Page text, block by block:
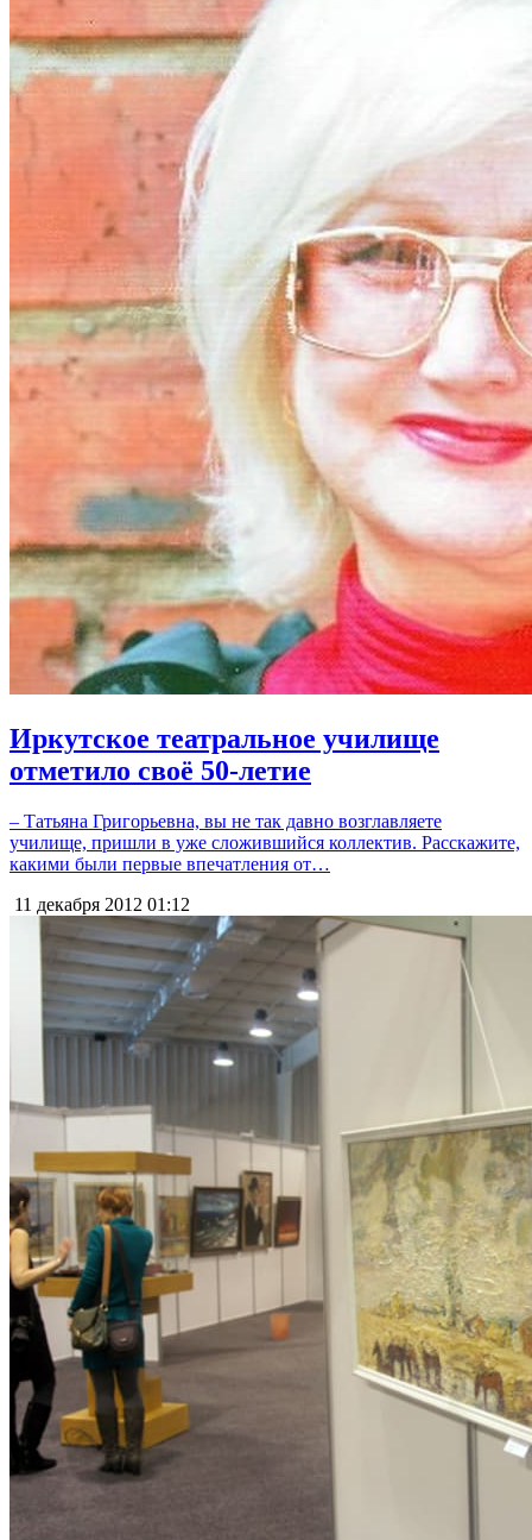
Иркутское театральное училище
отметило своё 50-летие
– Татьяна Григорьевна, вы не так давно возглавляете
училище, пришли в уже сложившийся коллектив. Расскажите,
какими были первые впечатления от…
11 декабря 2012 01:12